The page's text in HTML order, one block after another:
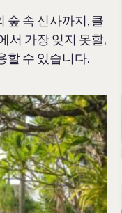
숲 속 신사까지, 클
서 가장 잊지 못할,
할 수 있습니다.